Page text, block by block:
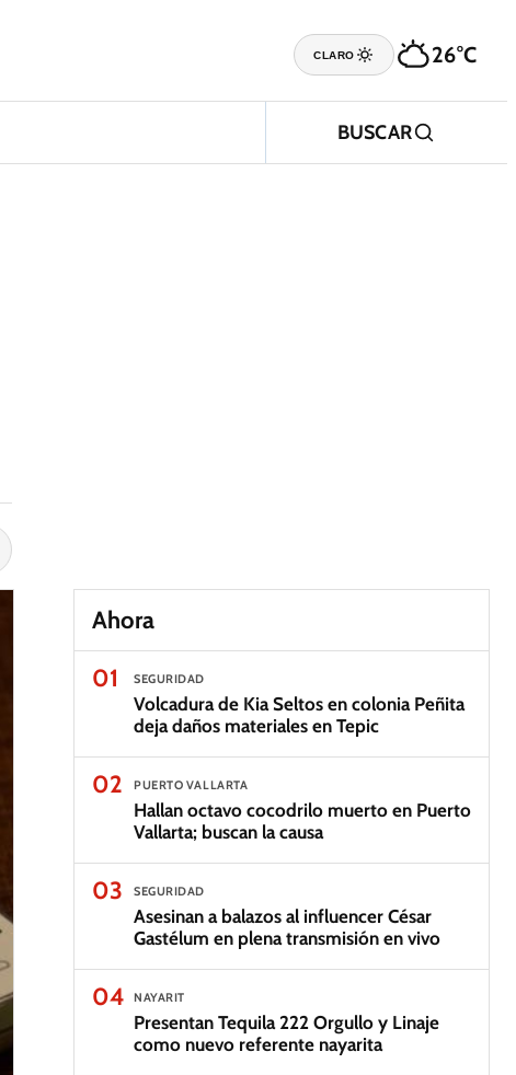
CLARO 26°C
BUSCAR
Ahora
01
SEGURIDAD
Volcadura de Kia Seltos en colonia Peñita
deja daños materiales en Tepic
02 PUERTO VALLARTA
Hallan octavo cocodrilo muerto en Puerto
Vallarta; buscan la causa
03 SEGURIDAD
Asesinan a balazos al influencer César
Gastélum en plena transmisión en vivo
04 NAYARIT
Presentan Tequila 222 Orgullo y Linaje
como nuevo referente nayarita